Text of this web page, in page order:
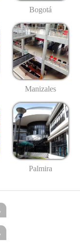
Bogotá
Manizales
Palmira